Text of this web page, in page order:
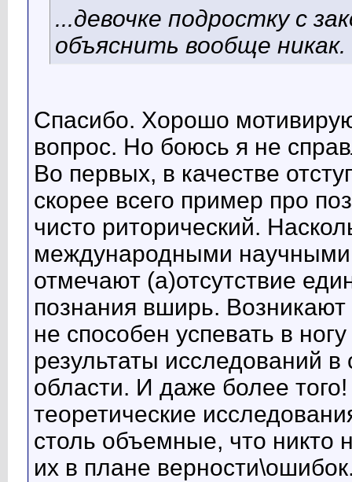
...девочке подростку с
объяснить вообще никак.
Спасибо. Хорошо
вопрос. Но боюсь я не
Во первых, в качестве
скорее всего пример про
чисто риторический.
международными научными
отмечают (а)отсутствие
познания вширь.
не способен успевать в
результаты исследований
области. И даже более
теоретические
столь объемные, что никто
их в плане